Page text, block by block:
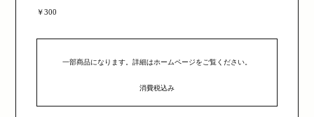
￥300
一部商品になります。詳細はホームページをご覧ください。
消費税込み